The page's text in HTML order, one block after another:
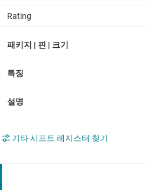
Rating
기타 시프트 레지스터 찾기